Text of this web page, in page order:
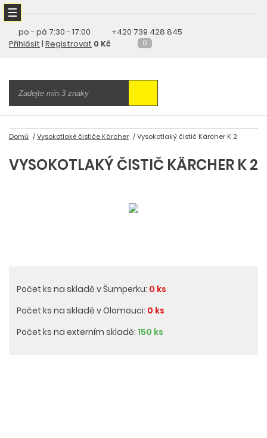
po - pá 7:30 - 17:00
+420 739 428 845
Přihlásit | Registrovat 0 Kč 0
Domů Vysokotlaké čističe Kärcher Vysokotlaký čistič Kärcher K 2
VYSOKOTLAKÝ ČISTIČ KÄRCHER K 2
Počet ks na skladě v Šumperku: 0 ks
Počet ks na skladě v Olomouci: 0 ks
Počet ks na externím skladě: 150 ks